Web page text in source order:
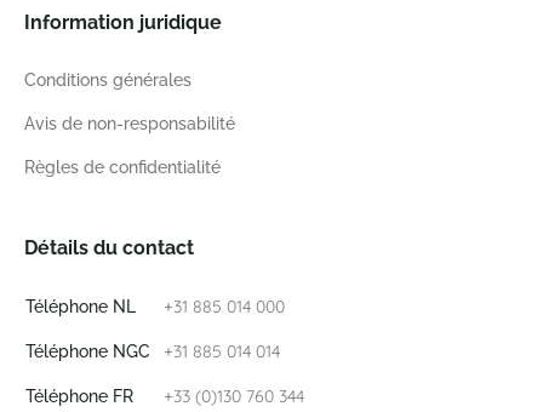
Information juridique
Conditions générales
Avis de non-responsabilité
Règles de confidentialité
Détails du contact
Téléphone NL +31 885 014 000
Téléphone NGC +31 885 014 014
Téléphone FR +33 (0)130 760 344